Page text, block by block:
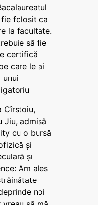
fie folosit ca
la facultate.
să fie
certifică
care le ai
unui
Cîrstoiu,
Jiu, admisă
cu o bursă
și
și
Am ales
noi